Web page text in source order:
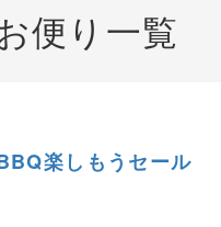
便り 一覧
楽しもうセール